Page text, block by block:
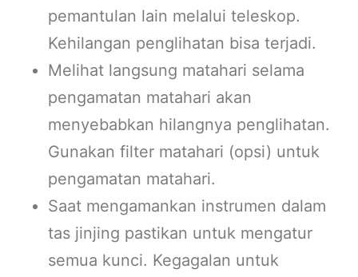
pemantulan lain melalui teleskop.
Kehilangan penglihatan bisa terjadi.
Melihat langsung matahari selama
pengamatan matahari akan
menyebabkan hilangnya penglihatan.
Gunakan filter matahari (opsi) untuk
pengamatan matahari.
Saat mengamankan instrumen dalam
tas jinjing pastikan untuk mengatur
semua kunci. Kegagalan untuk